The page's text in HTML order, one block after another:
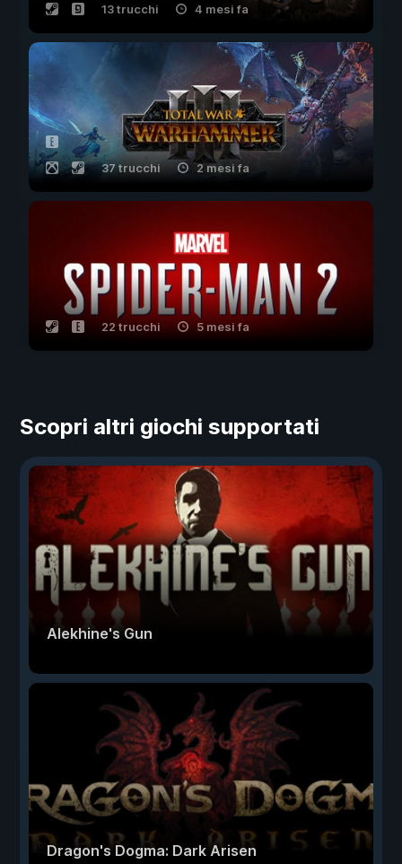
13 trucchi 4 mesi fa
37 trucchi 2 mesi fa
22 trucchi 5 mesi fa
Scopri altri giochi supportati
Alekhine's Gun
Dragon's Dogma: Dark Arisen